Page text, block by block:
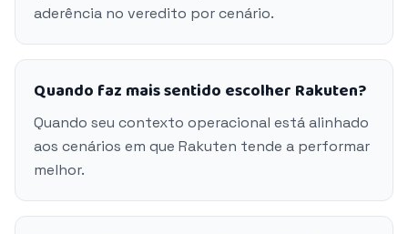
aderência no veredito por cenário.
Quando faz mais sentido escolher Rakuten?
Quando seu contexto operacional está alinhado
aos cenários em que Rakuten tende a performar
melhor.